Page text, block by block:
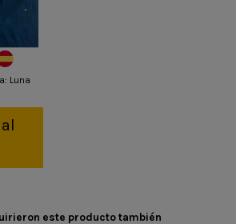
Luna
este producto también